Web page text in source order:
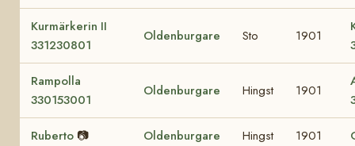
Kurmärkerin II
331230801
Oldenburgare Sto 1901
Rampolla
330153001
Oldenburgare Hingst 1901
Ruberto 📷 Oldenburgare Hingst 1901